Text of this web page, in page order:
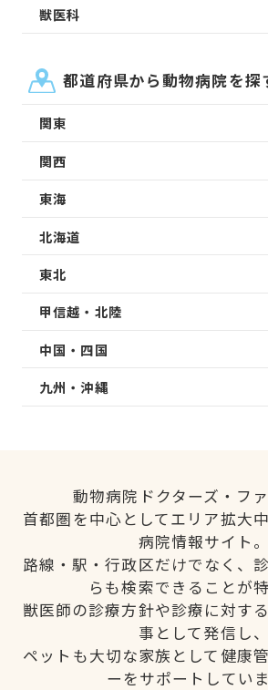
獣医科
都道府県から動物病院を探
関東
関西
東海
北海道
東北
甲信越・北陸
中国・四国
九州・沖縄
動物病院ドクターズ・ファ
首都圏を中心としてエリア拡大
病院情報サイト。
路線・駅・行政区だけでなく、
らも検索できることが特
獣医師の診療方針や診療に対す
事として発信し、
ペットも大切な家族として健康
ーをサポートしていま